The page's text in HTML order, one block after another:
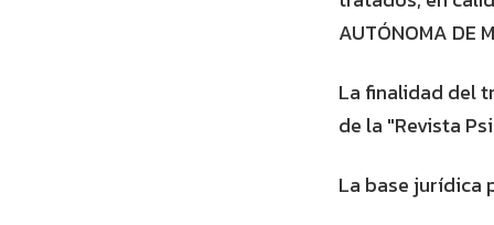
AUTÓNOMA DE
La finalidad del
de la "Revista
La base jurídica